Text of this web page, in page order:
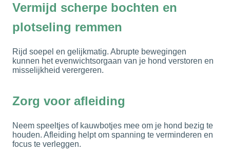
Vermijd scherpe bochten en
plotseling remmen
Rijd soepel en gelijkmatig. Abrupte bewegingen
kunnen het evenwichtsorgaan van je hond verstoren en
misselijkheid verergeren.
Zorg voor afleiding
Neem speeltjes of kauwbotjes mee om je hond bezig te
houden. Afleiding helpt om spanning te verminderen en
focus te verleggen.